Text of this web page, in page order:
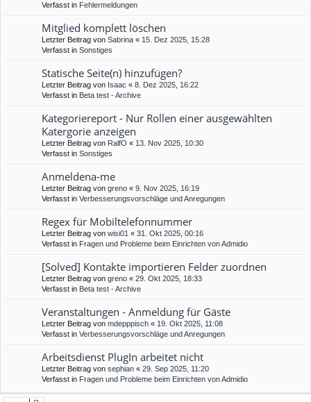
Verfasst in Fehlermeldungen
Mitglied komplett löschen
Letzter Beitrag von Sabrina « 15. Dez 2025, 15:28
Verfasst in Sonstiges
Statische Seite(n) hinzufügen?
Letzter Beitrag von Isaac « 8. Dez 2025, 16:22
Verfasst in Beta test - Archive
Kategoriereport - Nur Rollen einer ausgewählten
Katergorie anzeigen
Letzter Beitrag von RalfO « 13. Nov 2025, 10:30
Verfasst in Sonstiges
Anmeldena-me
Letzter Beitrag von greno « 9. Nov 2025, 16:19
Verfasst in Verbesserungsvorschläge und Anregungen
Regex für Mobiltelefonnummer
Letzter Beitrag von wisi01 « 31. Okt 2025, 00:16
Verfasst in Fragen und Probleme beim Einrichten von Admidio
[Solved] Kontakte importieren Felder zuordnen
Letzter Beitrag von greno « 29. Okt 2025, 18:33
Verfasst in Beta test - Archive
Veranstaltungen - Anmeldung für Gäste
Letzter Beitrag von mdepppisch « 19. Okt 2025, 11:08
Verfasst in Verbesserungsvorschläge und Anregungen
Arbeitsdienst PlugIn arbeitet nicht
Letzter Beitrag von sephian « 29. Sep 2025, 11:20
Verfasst in Fragen und Probleme beim Einrichten von Admidio